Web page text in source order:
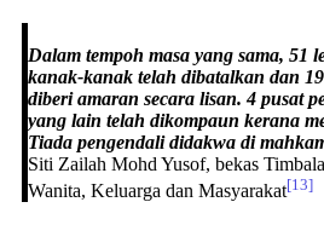
Dalam tempoh masa yang sama, 51
kanak-kanak telah dibatalkan dan
diberi amaran secara lisan. 4 pusat
yang lain telah dikompaun kerana
Tiada pengendali didakwa di
Siti Zailah Mohd Yusof, bekas
Wanita, Keluarga dan Masyarakat[13]